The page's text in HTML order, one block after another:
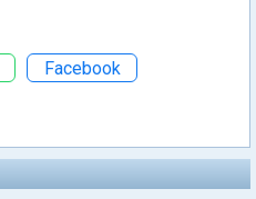
Facebook